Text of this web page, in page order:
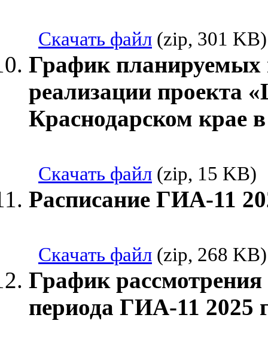
Скачать файл (zip, 301 KB)
График планируемых
реализации проекта
Краснодарском крае
Скачать файл (zip, 15 KB)
Расписание ГИА-11
Скачать файл (zip, 268 KB)
График
периода ГИА-11 2025